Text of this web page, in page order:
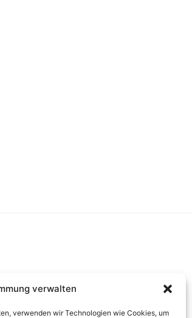
verwalten
verwenden wir Technologien wie Cookies, um